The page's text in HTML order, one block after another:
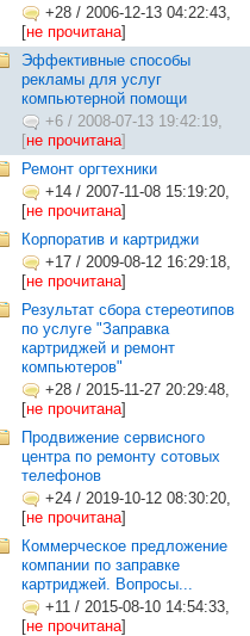
+28 / 2006-12-13 04:22:43,
[не прочитана]
Эффективные способы
рекламы для услуг
компьютерной помощи
+6 / 2008-07-13 19:42:19,
[не прочитана]
Ремонт оргтехники
+14 / 2007-11-08 15:19:20,
[не прочитана]
Корпоратив и картриджи
+17 / 2009-08-12 16:29:18,
[не прочитана]
Результат сбора стереотипов
по услуге "Заправка
картриджей и ремонт
компьютеров"
+28 / 2015-11-27 20:29:48,
[не прочитана]
Продвижение сервисного
центра по ремонту сотовых
телефонов
+24 / 2019-10-12 08:30:20,
[не прочитана]
Коммерческое предложение
компании по заправке
картриджей. Вопросы...
+11 / 2015-08-10 14:54:33,
[не прочитана]